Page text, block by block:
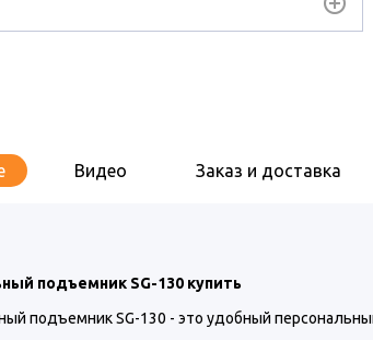
Видео Заказ и доставка
подъемник SG-130 купить
подъемник SG-130 - это удобный